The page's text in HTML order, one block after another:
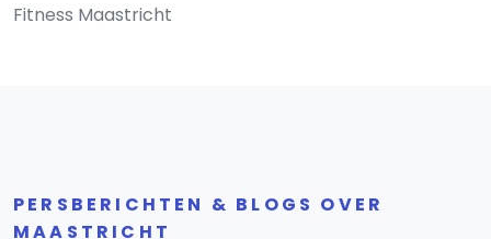
Fitness Maastricht
PERSBERICHTEN & BLOGS OVER
MAASTRICHT